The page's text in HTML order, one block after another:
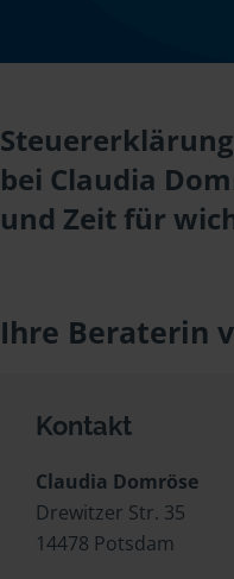
bei Claudia
und Zeit für
Ihre Beraterin
Kontakt
Claudia Domröse
Drewitzer Str. 35
14478 Potsdam